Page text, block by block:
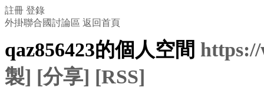
註冊 登錄
外掛聯合國討論區 返回首頁
qaz856423的個人空間 https://
製] [分享] [RSS]